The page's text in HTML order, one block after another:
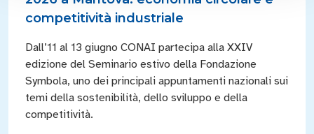
competitività industriale
Dall’11 al 13 giugno CONAI partecipa alla XXIV
edizione del Seminario estivo della Fondazione
Symbola, uno dei principali appuntamenti nazionali sui
temi della sostenibilità, dello sviluppo e della
competitività.